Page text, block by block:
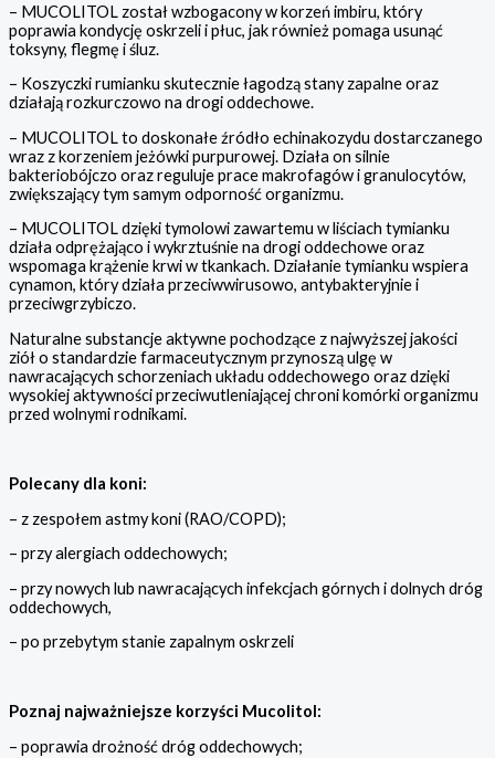
– MUCOLITOL został wzbogacony w korzeń imbiru, który
poprawia kondycję oskrzeli i płuc, jak również pomaga usunąć
toksyny, flegmę i śluz.
– Koszyczki rumianku skutecznie łagodzą stany zapalne oraz
działają rozkurczowo na drogi oddechowe.
– MUCOLITOL to doskonałe źródło echinakozydu dostarczanego
wraz z korzeniem jeżówki purpurowej. Działa on silnie
bakteriobójczo oraz reguluje prace makrofagów i granulocytów,
zwiększający tym samym odporność organizmu.
– MUCOLITOL dzięki tymolowi zawartemu w liściach tymianku
działa odprężająco i wykrztuśnie na drogi oddechowe oraz
wspomaga krążenie krwi w tkankach. Działanie tymianku wspiera
cynamon, który działa przeciwwirusowo, antybakteryjnie i
przeciwgrzybiczo.
Naturalne substancje aktywne pochodzące z najwyższej jakości
ziół o standardzie farmaceutycznym przynoszą ulgę w
nawracających schorzeniach układu oddechowego oraz dzięki
wysokiej aktywności przeciwutleniającej chroni komórki organizmu
przed wolnymi rodnikami.
Polecany dla koni:
– z zespołem astmy koni (RAO/COPD);
– przy alergiach oddechowych;
– przy nowych lub nawracających infekcjach górnych i dolnych dróg
oddechowych,
– po przebytym stanie zapalnym oskrzeli
Poznaj najważniejsze korzyści Mucolitol:
– poprawia drożność dróg oddechowych;